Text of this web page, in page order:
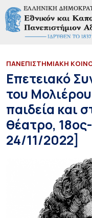
ΠΑΝΕΠΙΣΤΗΜΙΑΚΗ
Επετειακό
του
παιδεία και
θέατρο,
24/11/2022]